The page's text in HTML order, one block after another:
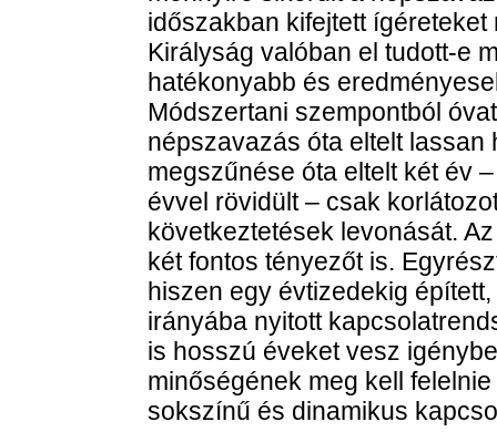
időszakban kifejtett
Királyság valóban el tudott-e
hatékonyabb és
Módszertani szempontból
népszavazás óta eltelt lassan
megszűnése óta eltelt két év
évvel rövidült – csak
következtetések levonását.
két fontos tényezőt is.
hiszen egy évtizedekig
irányába nyitott
is hosszú éveket vesz
minőségének meg kell
sokszínű és dinamikus